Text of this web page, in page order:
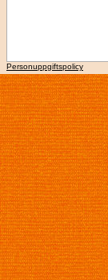
Personuppgiftspolicy